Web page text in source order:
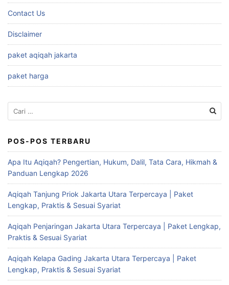
Contact Us
Disclaimer
paket aqiqah jakarta
paket harga
Cari
untuk:
POS-POS TERBARU
Apa Itu Aqiqah? Pengertian, Hukum, Dalil, Tata Cara, Hikmah &
Panduan Lengkap 2026
Aqiqah Tanjung Priok Jakarta Utara Terpercaya | Paket
Lengkap, Praktis & Sesuai Syariat
Aqiqah Penjaringan Jakarta Utara Terpercaya | Paket Lengkap,
Praktis & Sesuai Syariat
Aqiqah Kelapa Gading Jakarta Utara Terpercaya | Paket
Lengkap, Praktis & Sesuai Syariat